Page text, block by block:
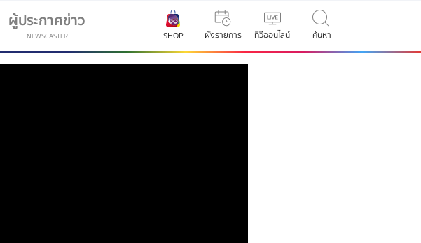
ผู้ประกาศข่าว
NEWSCASTER SHOP ผังรายการ ทีวีออนไลน์ ค้นหา